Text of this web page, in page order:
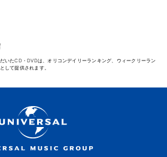
いたCD・DVDは、オリコンデイリーランキング、ウィークリーラン
して提供されます。